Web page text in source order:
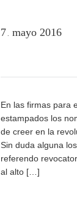
7 mayo 2016
En las firmas para
estampados los
de creer en la
Sin duda alguna
referendo
al alto […]